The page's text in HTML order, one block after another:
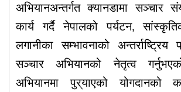
अभियानअन्तर्गत क्यानडामा सञ्चार
कार्य
गर्दै नेपालको पर्यटन,
लगानीका
सम्भावनाको अन्तर्राष्ट्रिय
सञ्चार
अभियानको नेतृत्व
अभियानमा
पुर्याएको योगदानको